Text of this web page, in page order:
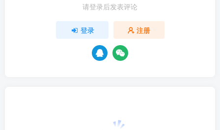
问题求助
869热度
请登录后发表评论
登录 注册